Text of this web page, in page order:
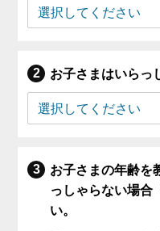
お子さまはいらっ
お子さまの年齢を
っしゃらない場合
い。